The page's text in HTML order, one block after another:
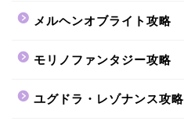
メルヘンオブライト攻略
モリノファンタジー攻略
ユグドラ・レゾナンス攻略